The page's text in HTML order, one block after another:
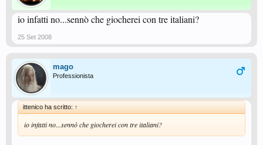
io infatti no...sennò che giocherei con tre italiani?
25 Set 2008
mago
Professionista
ittenico ha scritto: ↑
io infatti no...sennò che giocherei con tre italiani?